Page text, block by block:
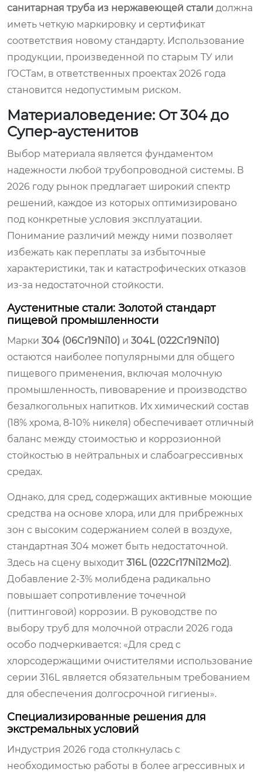
санитарная труба из нержавеющей стали должна
иметь четкую маркировку и сертификат
соответствия новому стандарту. Использование
продукции, произведенной по старым ТУ или
ГОСТам, в ответственных проектах 2026 года
становится недопустимым риском.
Материаловедение: От 304 до
Супер-аустенитов
Выбор материала является фундаментом
надежности любой трубопроводной системы. В
2026 году рынок предлагает широкий спектр
решений, каждое из которых оптимизировано
под конкретные условия эксплуатации.
Понимание различий между ними позволяет
избежать как переплаты за избыточные
характеристики, так и катастрофических отказов
из-за недостаточной стойкости.
Аустенитные стали: Золотой стандарт
пищевой промышленности
Марки 304 (06Cr19Ni10) и 304L (022Cr19Ni10)
остаются наиболее популярными для общего
пищевого применения, включая молочную
промышленность, пивоварение и производство
безалкогольных напитков. Их химический состав
(18% хрома, 8-10% никеля) обеспечивает отличный
баланс между стоимостью и коррозионной
стойкостью в нейтральных и слабоагрессивных
средах.
Однако, для сред, содержащих активные моющие
средства на основе хлора, или для прибрежных
зон с высоким содержанием солей в воздухе,
стандартная 304 может быть недостаточной.
Здесь на сцену выходит 316L (022Cr17Ni12Mo2).
Добавление 2-3% молибдена радикально
повышает сопротивление точечной
(питтинговой) коррозии. В руководстве по
выбору труб для молочной отрасли 2026 года
особо подчеркивается: «Для сред с
хлорсодержащими очистителями использование
серии 316L является обязательным требованием
для обеспечения долгосрочной гигиены».
Специализированные решения для
экстремальных условий
Индустрия 2026 года столкнулась с
необходимостью работы в более агрессивных и